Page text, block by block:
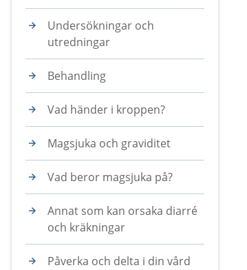
Undersökningar och
utredningar
Behandling
Vad händer i kroppen?
Magsjuka och graviditet
Vad beror magsjuka på?
Annat som kan orsaka diarré
och kräkningar
Påverka och delta i din vård